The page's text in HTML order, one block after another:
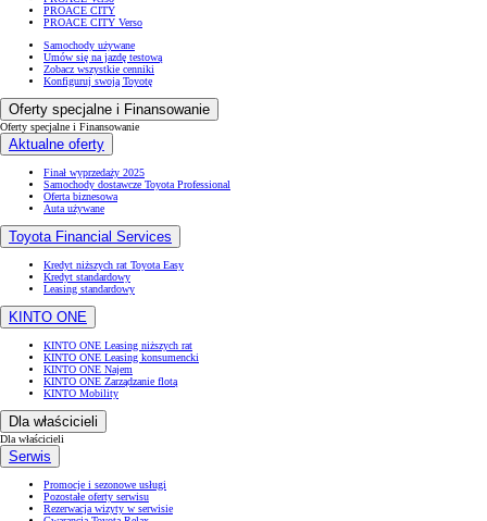
PROACE CITY
PROACE CITY Verso
Samochody używane
Umów się na jazdę testową
Zobacz wszystkie cenniki
Konfiguruj swoją Toyotę
Oferty specjalne i Finansowanie
Oferty specjalne i Finansowanie
Aktualne oferty
Finał wyprzedaży 2025
Samochody dostawcze Toyota Professional
Oferta biznesowa
Auta używane
Toyota Financial Services
Kredyt niższych rat Toyota Easy
Kredyt standardowy
Leasing standardowy
KINTO ONE
KINTO ONE Leasing niższych rat
KINTO ONE Leasing konsumencki
KINTO ONE Najem
KINTO ONE Zarządzanie flotą
KINTO Mobility
Dla właścicieli
Dla właścicieli
Serwis
Promocje i sezonowe usługi
Pozostałe oferty serwisu
Rezerwacja wizyty w serwisie